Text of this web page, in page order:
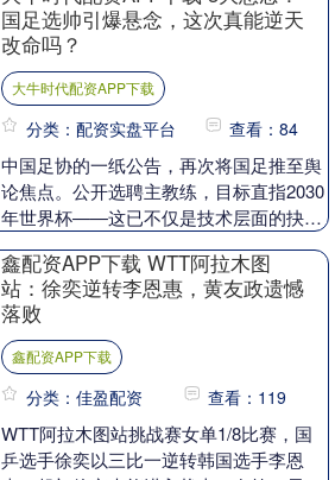
国足选帅引爆悬念，这次真能逆天
改命吗？
大牛时代配资APP下载
分类：配资实盘平台 查看：84
中国足协的一纸公告，再次将国足推至舆
论焦点。公开选聘主教练，目标直指2030
年世界杯——这已不仅是技术层面的抉
注。 选帅背后....
鑫配资APP下载 WTT阿拉木图
站：徐奕逆转李恩惠，黄友政遗憾
落败
鑫配资APP下载
分类：佳盈配资 查看：119
WTT阿拉木图站挑战赛女单1/8比赛，国
乒选手徐奕以三比一逆转韩国选手李恩